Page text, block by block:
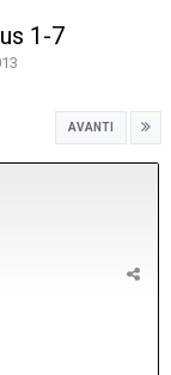
1-7
AVANTI